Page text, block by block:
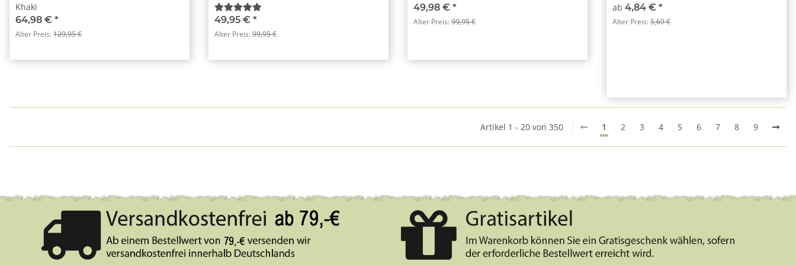
Khaki
64,98 € *
Alter Preis:129,95 €
49,95 € *
Alter Preis:99,95 €
49,98 € *
Alter Preis:99,95 €
ab 4,84 € *
Alter Preis:5,69 €
Artikel 1 - 20 von 350 1 2 3 4 5 6 7 8 9